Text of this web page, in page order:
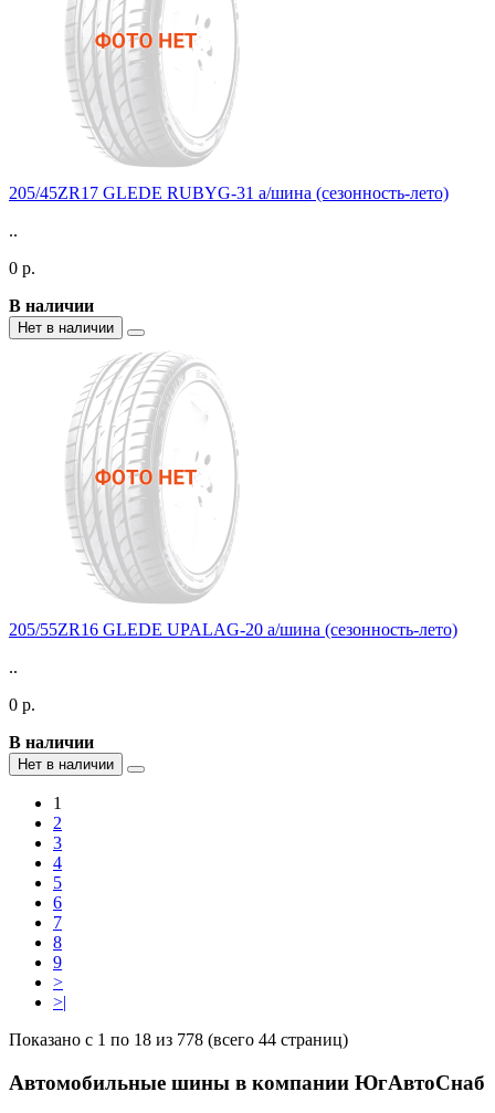
205/45ZR17 GLEDE RUBYG-31 а/шина (сезонность-лето)
..
0 р.
В наличии
Нет в наличии
205/55ZR16 GLEDE UPALAG-20 а/шина (сезонность-лето)
..
0 р.
В наличии
Нет в наличии
1
2
3
4
5
6
7
8
9
>
>|
Показано с 1 по 18 из 778 (всего 44 страниц)
Автомобильные шины в компании ЮгАвтоСнаб